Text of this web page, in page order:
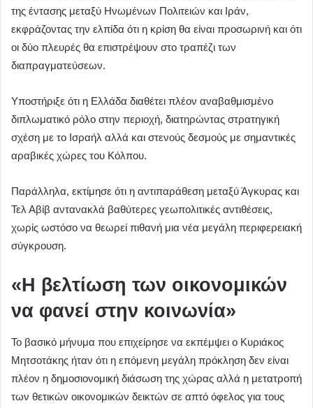
της έντασης μεταξύ Ηνωμένων Πολιτειών και Ιράν,
εκφράζοντας την ελπίδα ότι η κρίση θα είναι προσωρινή και ότι
οι δύο πλευρές θα επιστρέψουν στο τραπέζι των
διαπραγματεύσεων.
Υποστήριξε ότι η Ελλάδα διαθέτει πλέον αναβαθμισμένο
διπλωματικό ρόλο στην περιοχή, διατηρώντας στρατηγική
σχέση με το Ισραήλ αλλά και στενούς δεσμούς με σημαντικές
αραβικές χώρες του Κόλπου.
Παράλληλα, εκτίμησε ότι η αντιπαράθεση μεταξύ Άγκυρας και
Τελ Αβίβ αντανακλά βαθύτερες γεωπολιτικές αντιθέσεις,
χωρίς ωστόσο να θεωρεί πιθανή μια νέα μεγάλη περιφερειακή
σύγκρουση.
«Η βελτίωση των οικονομικών
να φανεί στην κοινωνία»
Το βασικό μήνυμα που επιχείρησε να εκπέμψει ο Κυριάκος
Μητσοτάκης ήταν ότι η επόμενη μεγάλη πρόκληση δεν είναι
πλέον η δημοσιονομική διάσωση της χώρας αλλά η μετατροπή
των θετικών οικονομικών δεικτών σε απτό όφελος για τους